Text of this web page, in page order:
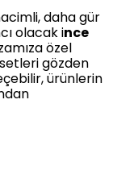
daha gür
olacak ince
özel
gözden
ürünlerin